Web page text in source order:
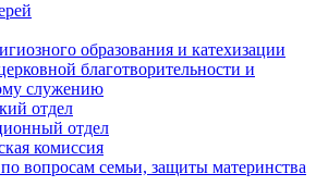
образования и катехизации
благотворительности и
служению
отдел
отдел
комиссия
вопросам семьи, защиты материнства